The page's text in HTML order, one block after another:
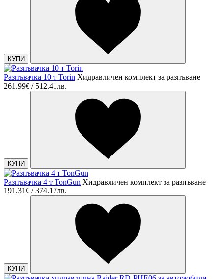
КУПИ
Разпъвачка 10 т Torin Хидравличен комплект за разпъване
261.99€ / 512.41лв.
КУПИ
Разпъвачка 4 т TonGun Хидравличен комплект за разпъване
191.31€ / 374.17лв.
КУПИ